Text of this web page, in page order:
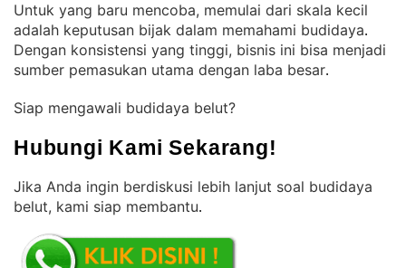
Untuk yang baru mencoba, memulai dari skala kecil
adalah keputusan bijak dalam memahami budidaya
Dengan konsistensi yang tinggi, bisnis ini bisa menjadi
sumber pemasukan utama dengan laba besar.
Siap mengawali budidaya belut?
Hubungi Kami Sekarang!
Jika Anda ingin berdiskusi lebih lanjut soal budidaya
belut, kami siap membantu.